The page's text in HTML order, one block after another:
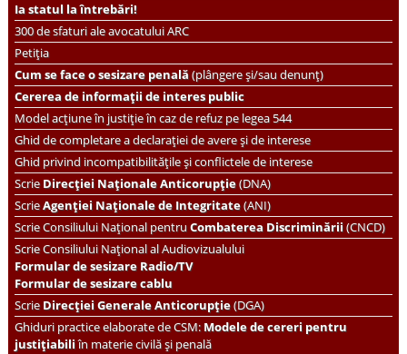
Ia statul la întrebări!
300 de sfaturi ale avocatului ARC
Petiția
Cum se face o sesizare penală(plângere și/sau denunț)
Cererea de informații de interes public
Model acțiune în justiție în caz de refuz pe legea 544
Ghid de completare a declarației de avere și de interese
Ghid privind incompatibilitățile și conflictele de interese
ScrieDirecției Naționale Anticorupție(DNA)
ScrieAgenției Naționale de Integritate(ANI)
ScrieConsiliului Național pentruCombaterea Discriminării(CNCD)
Scrie Consiliului Național al Audiovizualului
Formular de sesizare Radio/TV
Formular de sesizare cablu
ScrieDirecției Generale Anticorupție(DGA)
Ghiduri practice elaborate de CSM: Modele de cereri pentru
justițiabiliîn materie civilă și penală